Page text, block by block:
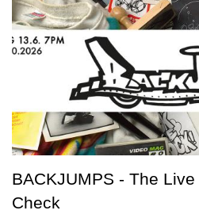
BACKJUMPS - The
Check